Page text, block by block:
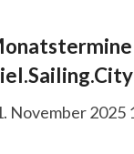
November 2025